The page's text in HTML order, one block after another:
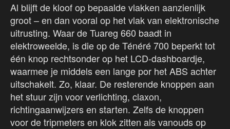
Al blijft de kloof op bepaalde vlakken aanzienlijk
groot – en dan vooral op het vlak van elektronische
uitrusting. Waar de Tuareg 660 baadt in
elektroweelde, is die op de Ténéré 700 beperkt tot
één knop rechtsonder op het LCD-dashboardje,
waarmee je middels een lange por het ABS achter
uitschakelt. Zo, klaar. De resterende knoppen aan
het stuur zijn voor verlichting, claxon,
richtingaanwijzers en starten. Zelfs de knoppen
voor de tripmeters en klok zitten als vanouds op